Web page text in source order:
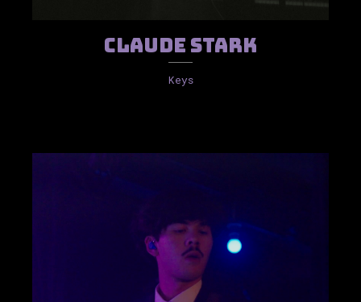
Claude Stark
Keys